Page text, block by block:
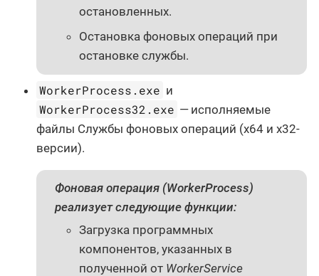
остановленных.
Остановка фоновых операций при
остановке службы.
WorkerProcess.exe и
WorkerProcess32.exe — исполняемые
файлы Службы фоновых операций (x64 и x32-
версии).
Фоновая операция (WorkerProcess)
реализует следующие функции:
Загрузка программных
компонентов, указанных в
полученной от WorkerService